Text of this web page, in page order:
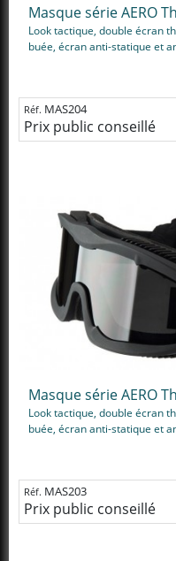
Masque série AERO
Look tactique, double écran
buée, écran anti-statique et
Réf. MAS204
Prix public conseillé
Masque série AERO
Look tactique, double écran
buée, écran anti-statique et
Réf. MAS203
Prix public conseillé